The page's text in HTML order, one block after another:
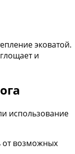
эковатой.
и
использование
от возможных